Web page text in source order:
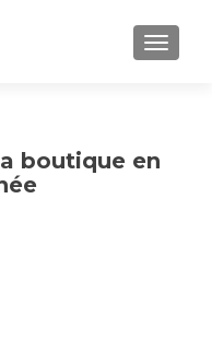
boutique en